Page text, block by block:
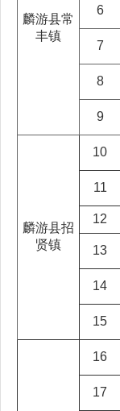
麟游县常
丰镇
6
7
8
9
麟游县招
贤镇
10
11
12
13
14
15
16
17